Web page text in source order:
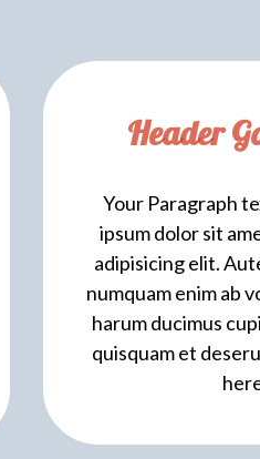
Header
Your Paragraph
ipsum dolor sit
adipisicing elit.
numquam enim ab
harum ducimus
quisquam et